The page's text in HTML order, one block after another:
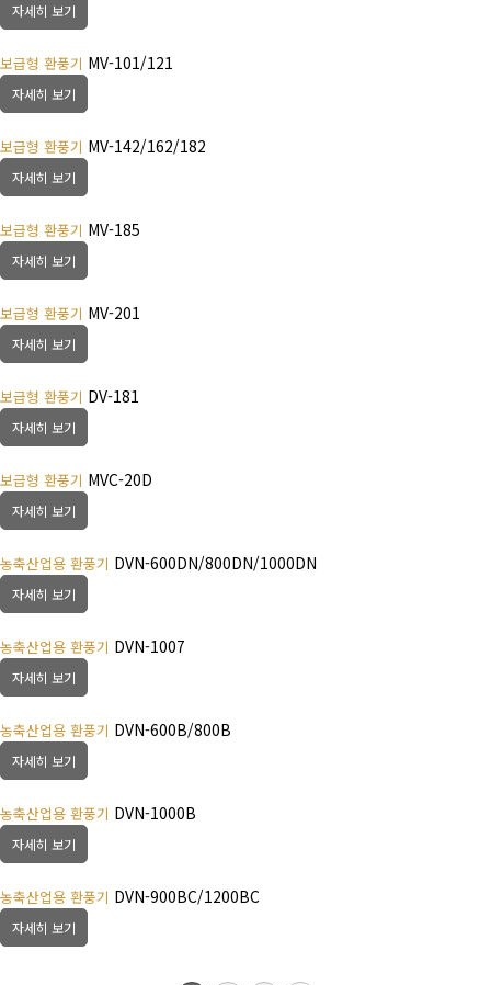
자세히 보기
보급형 환풍기 MV-101/121
자세히 보기
보급형 환풍기 MV-142/162/182
자세히 보기
보급형 환풍기 MV-185
자세히 보기
보급형 환풍기 MV-201
자세히 보기
보급형 환풍기 DV-181
자세히 보기
보급형 환풍기 MVC-20D
자세히 보기
농축산업용 환풍기 DVN-600DN/800DN/1000DN
자세히 보기
농축산업용 환풍기 DVN-1007
자세히 보기
농축산업용 환풍기 DVN-600B/800B
자세히 보기
농축산업용 환풍기 DVN-1000B
자세히 보기
농축산업용 환풍기 DVN-900BC/1200BC
자세히 보기